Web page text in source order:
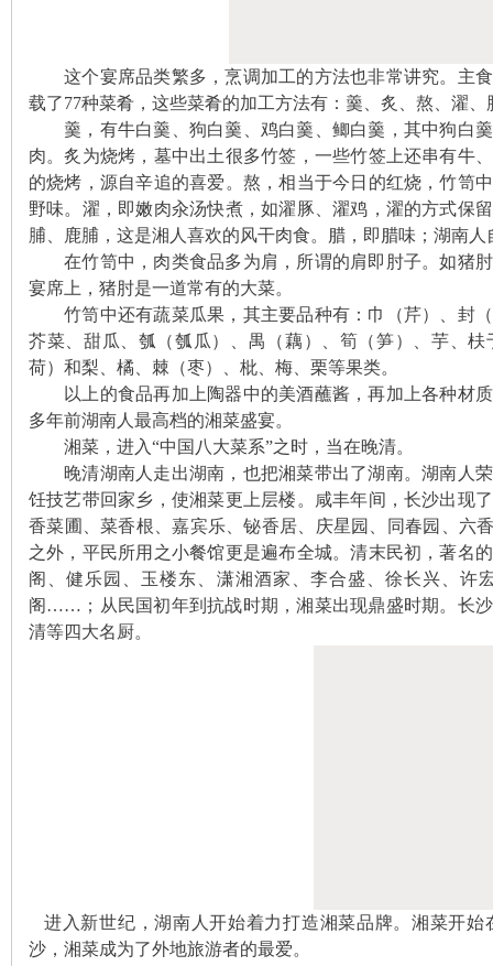
这个宴席品类繁多，烹调加工的方法也非常讲究。主
载了77种菜肴，这些菜肴的加工方法有：羹、炙、熬、濯
羹，有牛白羹、狗白羹、鸡白羹、鲫白羹，其中狗白
肉。炙为烧烤，墓中出土很多竹签，一些竹签上还串有牛
的烧烤，源自辛追的喜爱。熬，相当于今日的红烧，竹笥
野味。濯，即嫩肉汆汤快煮，如濯豚、濯鸡，濯的方式保
脯、鹿脯，这是湘人喜欢的风干肉食。腊，即腊味；湖南
在竹笥中，肉类食品多为肩，所谓的肩即肘子。如猪
宴席上，猪肘是一道常有的大菜。
竹笥中还有蔬菜瓜果，其主要品种有：巾（芹）、封
芥菜、甜瓜、瓠（瓠瓜）、禺（藕）、筍（笋）、芋、
荷）和梨、橘、棘（枣）、枇、梅、栗等果类。
以上的食品再加上陶器中的美酒蘸酱，再加上各种材
多年前湖南人最高档的湘菜盛宴。
湘菜，进入“中国八大菜系”之时，当在晚清。
晚清湖南人走出湖南，也把湘菜带出了湖南。湖南人
饪技艺带回家乡，使湘菜更上层楼。
咸丰年间，长沙出现了
香菜圃、菜香根、嘉宾乐、铋香居、庆星园、同春园、六
之外，平民所用之小餐馆更是遍布全城。清末民初，著名
阁、健乐园、玉楼东、潇湘酒家、李合盛、徐长兴、许
阁……；从民国初年到抗战时期，湘菜出现鼎盛时期。长
清等四大名厨。
进入新世纪，湖南人开始着力打造湘菜品牌。湘菜开始
沙，湘菜成为了外地旅游者的最爱。